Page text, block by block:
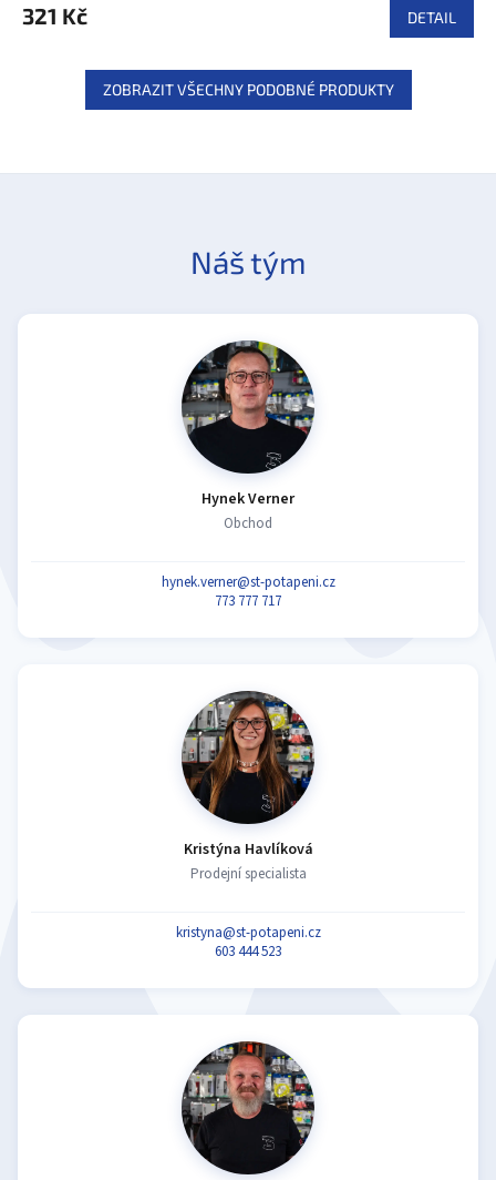
321 Kč DETAIL
ZOBRAZIT VŠECHNY PODOBNÉ PRODUKTY
Náš tým
Hynek Verner
Obchod
hynek.verner@st-potapeni.cz
773 777 717
Kristýna Havlíková
Prodejní specialista
kristyna@st-potapeni.cz
603 444 523